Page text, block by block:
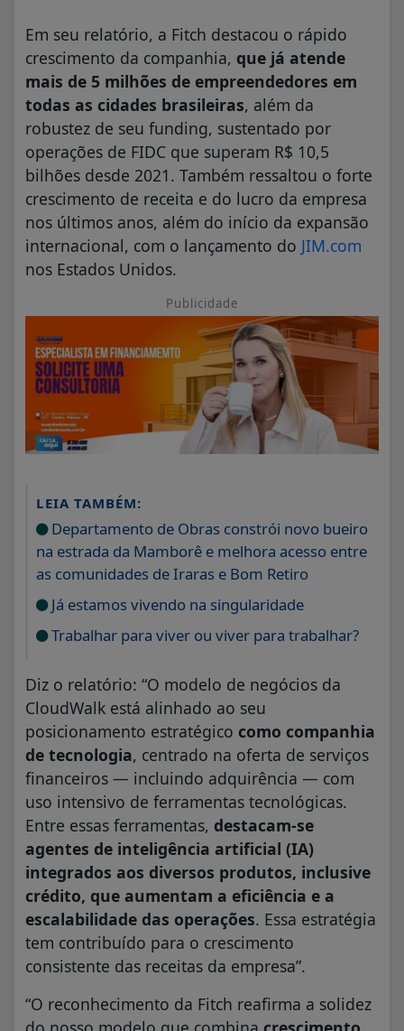
Em seu relatório, a Fitch destacou o rápido
crescimento da companhia, que já atende
mais de 5 milhões de empreendedores em
todas as cidades brasileiras, além da
robustez de seu funding, sustentado por
operações de FIDC que superam R$ 10,5
bilhões desde 2021. Também ressaltou o forte
crescimento de receita e do lucro da empresa
nos últimos anos, além do início da expansão
internacional, com o lançamento do JIM.com
nos Estados Unidos.
Publicidade
LEIA TAMBÉM:
Departamento de Obras constrói novo bueiro
na estrada da Mamborê e melhora acesso entre
as comunidades de Iraras e Bom Retiro
Já estamos vivendo na singularidade
Trabalhar para viver ou viver para trabalhar?
Diz o relatório: “O modelo de negócios da
CloudWalk está alinhado ao seu
posicionamento estratégico como companhia
de tecnologia, centrado na oferta de serviços
financeiros — incluindo adquirência — com
uso intensivo de ferramentas tecnológicas.
Entre essas ferramentas, destacam-se
agentes de inteligência artificial (IA)
integrados aos diversos produtos, inclusive
crédito, que aumentam a eficiência e a
escalabilidade das operações. Essa estratégia
tem contribuído para o crescimento
consistente das receitas da empresa”.
“O reconhecimento da Fitch reafirma a solidez